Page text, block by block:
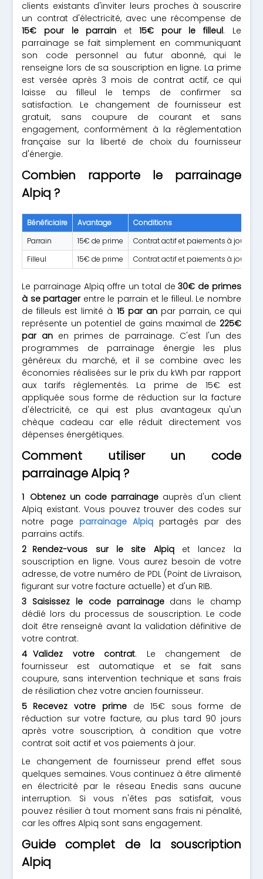
clients existants d'inviter leurs proches à souscrire
un contrat d'électricité, avec une récompense de
15€ pour le parrain et15€ pour le filleul. Le
parrainage se fait simplement en communiquant
son code personnel au futur abonné, qui le
renseigne lors de sa souscription en ligne. La prime
est versée après 3 mois de contrat actif, ce qui
laisse au filleul le temps de confirmer sa
satisfaction. Le changement de fournisseur est
gratuit, sans coupure de courant et sans
engagement, conformément à la réglementation
française sur la liberté de choix du fournisseur
d'énergie.
Combien rapporte le parrainage
Alpiq ?
Bénéficiaire Avantage
Conditions
Parrain
15€ de prime
Contrat actif et paiements à jour 3
Filleul
15€ de prime Contrat actif et paiements à jour 3
Le parrainage Alpiq offre un total de30€ de primes
à se partagerentre le parrain et le filleul. Le nombre
de filleuls est limité à 15 par anpar parrain, ce qui
représente un potentiel de gains maximal de 225€
par an en primes de parrainage. C'est l'un des
programmes de parrainage énergie les plus
généreux du marché, et il se combine avec les
économies réalisées sur le prix du kWh par rapport
aux tarifs réglementés. La prime de 15€ est
appliquée sous forme de réduction sur la facture
d'électricité, ce qui est plus avantageux qu'un
chèque cadeau car elle réduit directement vos
dépenses énergétiques.
Comment utiliser un code
parrainage Alpiq ?
Obtenez un code parrainage auprès d'un client
Alpiq existant. Vous pouvez trouver des codes sur
notre page parrainage Alpiq partagés par des
parrains actifs.
Rendez-vous sur le site Alpiqet lancez la
souscription en ligne. Vous aurez besoin de votre
adresse, de votre numéro de PDL (Point de Livraison,
figurant sur votre facture actuelle) et d'un RIB.
Saisissez le code parrainagedans le champ
dédié lors du processus de souscription. Le code
doit être renseigné avant la validation définitive de
votre contrat.
Validez votre contrat. Le changement de
fournisseur est automatique et se fait sans
coupure, sans intervention technique et sans frais
de résiliation chez votre ancien fournisseur.
Recevez votre primede 15€ sous forme de
réduction sur votre facture, au plus tard 90 jours
après votre souscription, à condition que votre
contrat soit actif et vos paiements à jour.
Le changement de fournisseur prend effet sous
quelques semaines. Vous continuez à être alimenté
en électricité par le réseau Enedis sans aucune
interruption. Si vous n'êtes pas satisfait, vous
pouvez résilier à tout moment sans frais ni pénalité,
car les offres Alpiq sont sans engagement.
Guide complet de la souscription
Alpiq